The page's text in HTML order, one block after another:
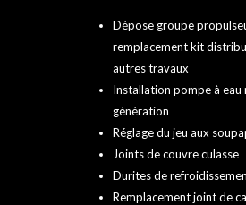
Dépose groupe
remplacement kit
autres travaux
Installation pompe à eau
génération
Réglage du jeu aux
Joints de couvre culasse
Durites de
Remplacement joint de